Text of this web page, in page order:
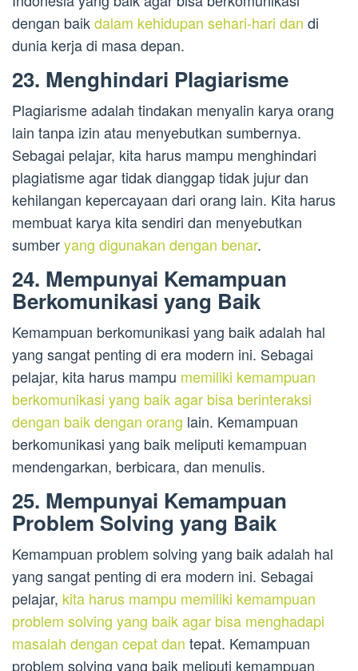
dengan baikdalam kehidupan sehari-hari dan di
dunia kerja di masa depan.
23. Menghindari Plagiarisme
Plagiarisme adalah tindakan menyalin karya orang
lain tanpa izin atau menyebutkan sumbernya.
Sebagai pelajar, kita harus mampu menghindari
plagiatisme agar tidak dianggap tidak jujur dan
kehilangan kepercayaan dari orang lain. Kita harus
membuat karya kita sendiri dan menyebutkan
sumberyang digunakan dengan benar.
24. Mempunyai Kemampuan
Berkomunikasi yang Baik
Kemampuan berkomunikasi yang baik adalah hal
yang sangat penting di era modern ini. Sebagai
pelajar, kita harus mampu memiliki kemampuan
berkomunikasi yang baik agar bisa berinteraksi
dengan baik dengan orang lain. Kemampuan
berkomunikasi yang baik meliputi kemampuan
mendengarkan, berbicara, dan menulis.
25. Mempunyai Kemampuan
Problem Solving yang Baik
Kemampuan problem solving yang baik adalah hal
yang sangat penting di era modern ini. Sebagai
pelajar, kita harus mampu memiliki kemampuan
problem solving yang baik agar bisa menghadapi
masalah dengan cepat dan tepat. Kemampuan
problem solving yang baik meliputi kemampuan